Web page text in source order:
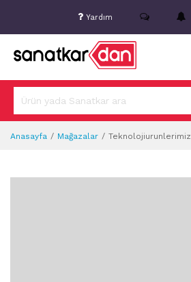
Yardım
Anasayfa Mağazalar Teknolojiurunlerimiz